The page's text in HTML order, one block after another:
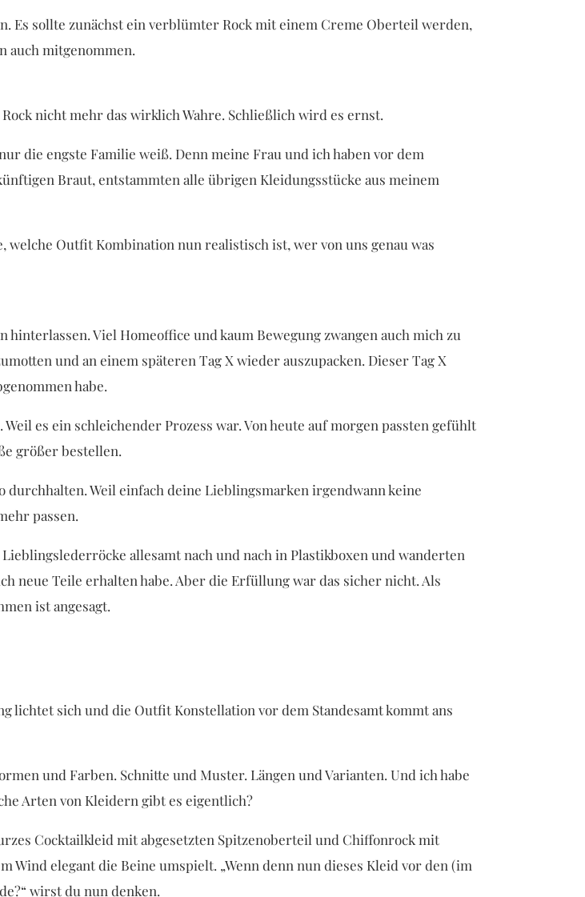
Es sollte zunächst ein verblümter Rock mit einem Creme Oberteil werden,
auch mitgenommen.
nicht mehr das wirklich Wahre. Schließlich wird es ernst.
die engste Familie weiß. Denn meine Frau und ich haben vor dem
Braut, entstammten alle übrigen Kleidungsstücke aus meinem
welche Outfit Kombination nun realistisch ist, wer von uns genau was
Viel Homeoffice und kaum Bewegung zwangen auch mich zu
und an einem späteren Tag X wieder auszupacken. Dieser Tag X
habe.
es ein schleichender Prozess war. Von heute auf morgen passten gefühlt
größer bestellen.
durchhalten. Weil einfach deine Lieblingsmarken irgendwann keine
passen.
allesamt nach und nach in Plastikboxen und wanderten
neue Teile erhalten habe. Aber die Erfüllung war das sicher nicht. Als
ist angesagt.
lichtet sich und die Outfit Konstellation vor dem Standesamt kommt ans
und Farben. Schnitte und Muster. Längen und Varianten. Und ich habe
Arten von Kleidern gibt es eigentlich?
Cocktailkleid mit abgesetzten Spitzenoberteil und Chiffonrock mit
elegant die Beine umspielt. „Wenn denn nun dieses Kleid vor den (im
wirst du nun denken.